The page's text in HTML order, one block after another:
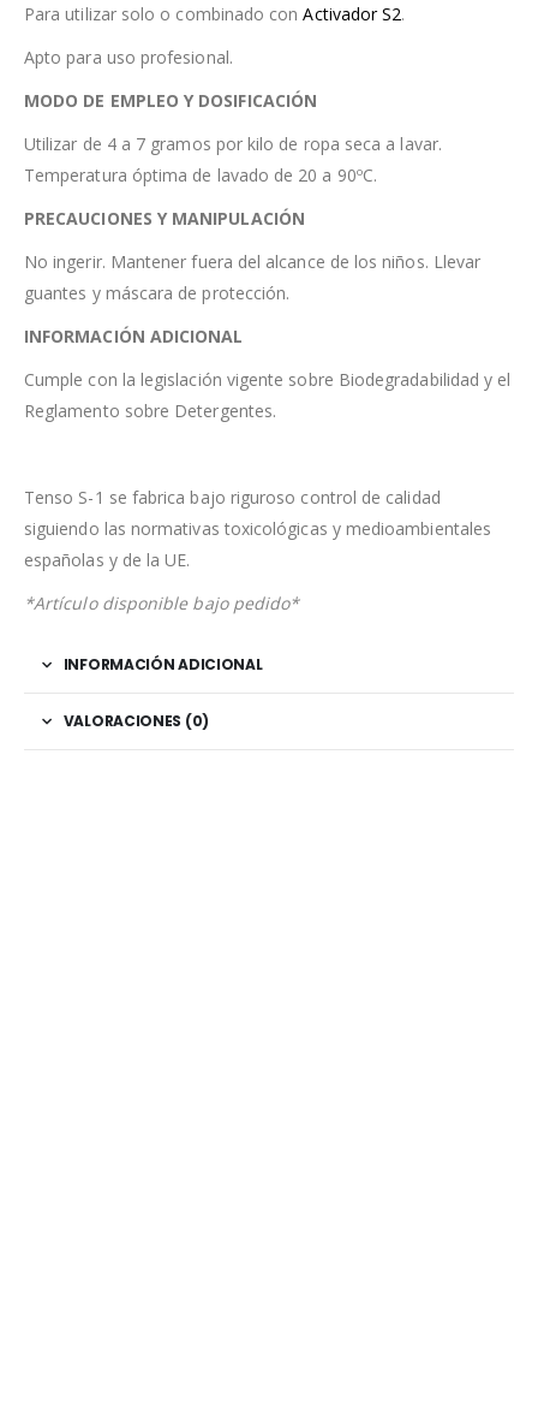
Para utilizar solo o combinado conActivador S2.
Apto para uso profesional.
MODO DE EMPLEO Y DOSIFICACIÓN
Utilizar de 4 a 7 gramos por kilo de ropa seca a lavar.
Temperatura óptima de lavado de 20 a 90ºC.
PRECAUCIONES Y MANIPULACIÓN
No ingerir. Mantener fuera del alcance de los niños. Llevar
guantes y máscara de protección.
INFORMACIÓN ADICIONAL
Cumple con la legislación vigente sobre Biodegradabilidad y el
Reglamento sobre Detergentes.
Tenso S-1 se fabrica bajo riguroso control de calidad
siguiendo las normativas toxicológicas y medioambientales
españolas y de la UE.
*Artículo disponible bajo pedido*
INFORMACIÓN ADICIONAL
VALORACIONES (0)